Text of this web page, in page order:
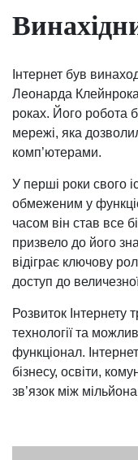
Інтернет був
Леонарда
роках. Його робота
мережі, яка
комп’ютерами.
У перші роки свого
обмеженим у
часом він став все
призвело до його
відіграє ключову
доступ до
Розвиток Інтернету
технології та
функціонал.
бізнесу, освіти,
зв’язок між